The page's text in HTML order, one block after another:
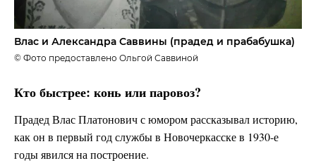
Влас и Александра Саввины (прадед и прабабушка)
© Фото предоставлено Ольгой Саввиной
Кто быстрее: конь или паровоз?
Прадед Влас Платонович с юмором рассказывал историю,
как он в первый год службы в Новочеркасске в 1930-е
годы явился на построение.